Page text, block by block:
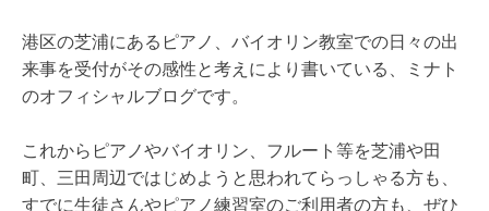
港区の芝浦にあるピアノ、バイオリン教室での日々の出
来事を受付がその感性と考えにより書いている、ミナト
のオフィシャルブログです。
これからピアノやバイオリン、フルート等を芝浦や田
町、三田周辺ではじめようと思われてらっしゃる方も、
すでに生徒さんやピアノ練習室のご利用者の方も、ぜひ